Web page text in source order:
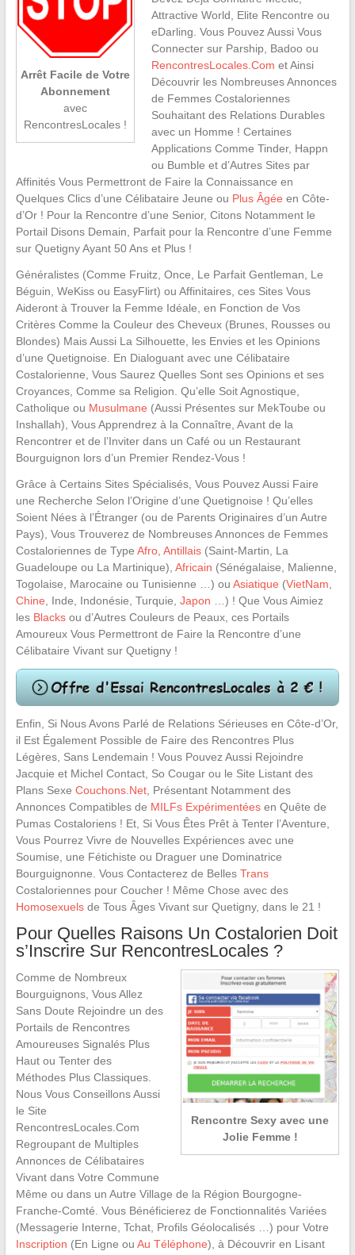
Arrêt Facile de Votre
Abonnement
avec
RencontresLocales !
Attractive World, Elite Rencontre ou
eDarling. Vous Pouvez Aussi Vous
Connecter sur Parship, Badoo ou
RencontresLocales.Com et Ainsi
Découvrir les Nombreuses Annonces
de Femmes Costaloriennes
Souhaitant des Relations Durables
avec un Homme ! Certaines
Applications Comme Tinder, Happn
ou Bumble et d’Autres Sites par
Affinités Vous Permettront de Faire la Connaissance en
Quelques Clics d’une Célibataire Jeune ou Plus Âgée en Côte-
d’Or ! Pour la Rencontre d’une Senior, Citons Notamment le
Portail Disons Demain, Parfait pour la Rencontre d’une Femme
sur Quetigny Ayant 50 Ans et Plus !
Généralistes (Comme Fruitz, Once, Le Parfait Gentleman, Le
Béguin, WeKiss ou EasyFlirt) ou Affinitaires, ces Sites Vous
Aideront à Trouver la Femme Idéale, en Fonction de Vos
Critères Comme la Couleur des Cheveux (Brunes, Rousses ou
Blondes) Mais Aussi La Silhouette, les Envies et les Opinions
d’une Quetignoise. En Dialoguant avec une Célibataire
Costalorienne, Vous Saurez Quelles Sont ses Opinions et ses
Croyances, Comme sa Religion. Qu’elle Soit Agnostique,
Catholique ou Musulmane (Aussi Présentes sur MekToube ou
Inshallah), Vous Apprendrez à la Connaître, Avant de la
Rencontrer et de l’Inviter dans un Café ou un Restaurant
Bourguignon lors d’un Premier Rendez-Vous !
Grâce à Certains Sites Spécialisés, Vous Pouvez Aussi Faire
une Recherche Selon l’Origine d’une Quetignoise ! Qu’elles
Soient Nées à l’Étranger (ou de Parents Originaires d’un Autre
Pays), Vous Trouverez de Nombreuses Annonces de Femmes
Costaloriennes de Type Afro, Antillais(Saint-Martin, La
Guadeloupe ou La Martinique), Africain (Sénégalaise, Malienne,
Togolaise, Marocaine ou Tunisienne …) ou Asiatique (VietNam
Chine , Inde, Indonésie, Turquie, Japon …) ! Que Vous Aimiez
les Blacksou d’Autres Couleurs de Peaux, ces Portails
Amoureux Vous Permettront de Faire la Rencontre d’une
Célibataire Vivant sur Quetigny !
Enfin, Si Nous Avons Parlé de Relations Sérieuses en Côte-d’Or,
il Est Également Possible de Faire des Rencontres Plus
Légères, Sans Lendemain ! Vous Pouvez Aussi Rejoindre
Jacquie et Michel Contact, So Cougar ou le Site Listant des
Plans Sexe Couchons.Net, Présentant Notamment des
Annonces Compatibles de MILFs Expérimentéesen Quête de
Pumas Costaloriens ! Et, Si Vous Êtes Prêt à Tenter l’Aventure,
Vous Pourrez Vivre de Nouvelles Expériences avec une
Soumise, une Fétichiste ou Draguer une Dominatrice
Bourguignonne. Vous Contacterez de Belles Trans
Costaloriennes pour Coucher ! Même Chose avec des
Homosexuelsde Tous Âges Vivant sur Quetigny, dans le 21 !
Pour Quelles Raisons Un Costalorien Doit
s’Inscrire Sur RencontresLocales ?
Rencontre Sexy avec une
Jolie Femme !
Comme de Nombreux
Bourguignons, Vous Allez
Sans Doute Rejoindre un des
Portails de Rencontres
Amoureuses Signalés Plus
Haut ou Tenter des
Méthodes Plus Classiques.
Nous Vous Conseillons Aussi
le Site
RencontresLocales.Com
Regroupant de Multiples
Annonces de Célibataires
Vivant dans Votre Commune
Même ou dans un Autre Village de la Région Bourgogne-
Franche-Comté. Vous Bénéficierez de Fonctionnalités Variées
(Messagerie Interne, Tchat, Profils Géolocalisés …) pour Votre
Inscription (En Ligne ou Au Téléphone), à Découvrir en Lisant